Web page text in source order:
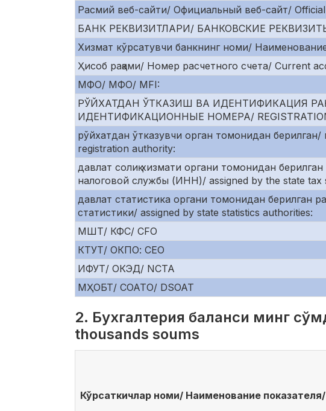
Расмий веб-сайти/ Официальный веб-сайт/ Official
БАНК РЕКВИЗИТЛАРИ/ БАНКОВСКИЕ
Хизмат кўрсатувчи банкнинг номи/
Ҳисоб рақами/ Номер расчетного счета/ Current
МФО/ МФО/ MFI:
РЎЙХАТДАН ЎТКАЗИШ ВА ИДЕНТИФИКАЦИЯ
ИДЕНТИФИКАЦИОННЫЕ НОМЕРА/ REGISTRATION
рўйхатдан ўтказувчи орган томонидан
registration authority:
давлат солиқ хизмати органи томонидан
налоговой службы (ИНН)/ assigned by the state tax
давлат статистика органи томонидан берилган
статистики/ assigned by state statistics authorities:
МШТ/ КФС/ CFO
КТУТ/ ОКПО: CEO
ИФУТ/ ОКЭД/ NCTA
МҲОБТ/ СОАТО/ DSOAT
2. Бухгалтерия баланси минг
thousands soums
Кўрсаткичлар номи/ Наименование